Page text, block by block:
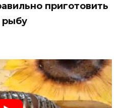
приготовить
рыбу